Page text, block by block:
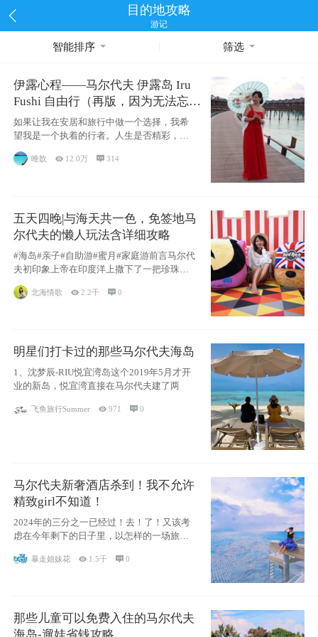
目的地攻略
游记
智能排序 筛选
伊露心程——马尔代夫 伊露岛 Iru
Fushi 自由行（再版，因为无法忘却
的留恋）
如果让我在安居和旅行中做一个选择，我希
望我是一个执着的行者。人生是否精彩，都
源于自己
唯歆  12.0万  314
五天四晚|与海天共一色，免签地马
尔代夫的懒人玩法含详细攻略
#海岛#亲子#自助游#蜜月#家庭游前言马尔代
夫初印象上帝在印度洋上撒下了一把珍珠，
北海情歌 2.2千 0
明星们打卡过的那些马尔代夫海岛
1、沈梦辰-RIU悦宜湾岛这个2019年5月才开
业的新岛，悦宜湾直接在马尔代夫建了两
飞鱼旅行Summer 971 0
马尔代夫新奢酒店杀到！我不允许
精致girl不知道！
2024年的三分之一已经过！去！了！又该考
虑在今年剩下的日子里，以怎样的一场旅行
暴走姐妹花  1.5千 0
那些儿童可以免费入住的马尔代夫